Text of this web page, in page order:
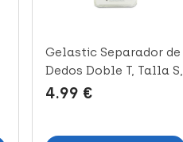
Gelastic Separador de
Dedos Doble T, Talla S,
1 ...
4.99 €